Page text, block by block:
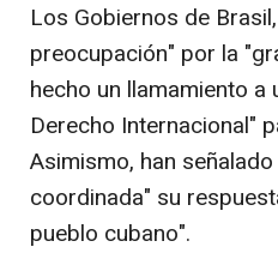
Los Gobiernos de
preocupación" por la
hecho un llamamiento
Derecho Internacional"
Asimismo, han
coordinada" su
pueblo cubano".